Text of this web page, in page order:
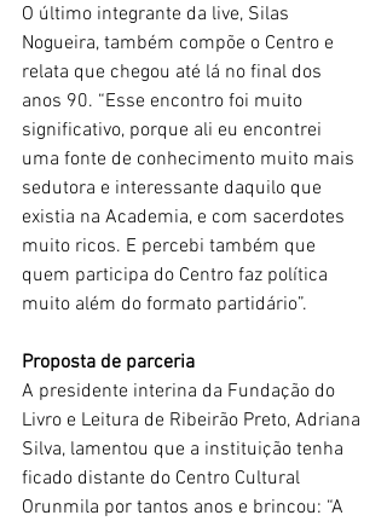
O último integrante da live, Silas
Nogueira, também compõe o Centro e
relata que chegou até lá no final dos
anos 90. “Esse encontro foi muito
significativo, porque ali eu encontrei
uma fonte de conhecimento muito mais
sedutora e interessante daquilo que
existia na Academia, e com sacerdotes
muito ricos. E percebi também que
quem participa do Centro faz política
muito além do formato partidário”.
Proposta de parceria
A presidente interina da Fundação do
Livro e Leitura de Ribeirão Preto, Adriana
Silva, lamentou que a instituição tenha
ficado distante do Centro Cultural
Orunmila por tantos anos e brincou: “A